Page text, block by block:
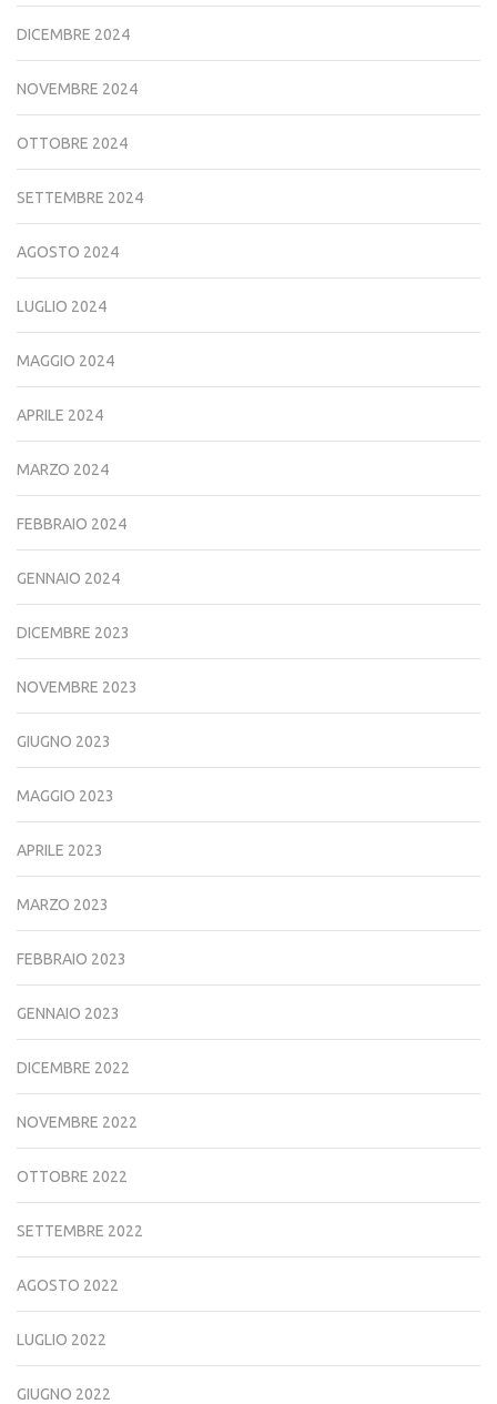
DICEMBRE 2024
NOVEMBRE 2024
OTTOBRE 2024
SETTEMBRE 2024
AGOSTO 2024
LUGLIO 2024
MAGGIO 2024
APRILE 2024
MARZO 2024
FEBBRAIO 2024
GENNAIO 2024
DICEMBRE 2023
NOVEMBRE 2023
GIUGNO 2023
MAGGIO 2023
APRILE 2023
MARZO 2023
FEBBRAIO 2023
GENNAIO 2023
DICEMBRE 2022
NOVEMBRE 2022
OTTOBRE 2022
SETTEMBRE 2022
AGOSTO 2022
LUGLIO 2022
GIUGNO 2022